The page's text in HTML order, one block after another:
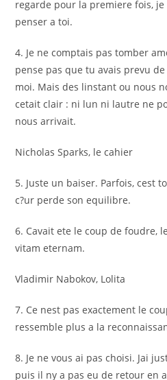
regarde pour la premiere fois,
penser a toi.
4. Je ne comptais pas tomber
pense pas que tu avais prevu
moi. Mais des linstant ou nous
cetait clair : ni lun ni lautre ne
nous arrivait.
Nicholas Sparks, le cahier
5. Juste un baiser. Parfois, cest
c?ur perde son equilibre.
6. Cavait ete le coup de foudre,
vitam eternam.
Vladimir Nabokov, Lolita
7. Ce nest pas exactement le
ressemble plus a la
8. Je ne vous ai pas choisi. Jai
puis il ny a pas eu de retour en